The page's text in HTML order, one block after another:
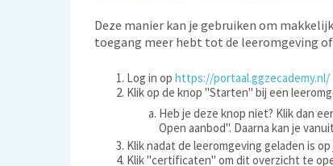
Deze manier kan je gebruiken om
toegang meer hebt tot de leeromgeving
Log in op https://portaal.ggzecademy.nl/
Klik op de knop "Starten" bij een
Heb je deze knop niet? Klik dan
Open aanbod". Daarna kan je
Klik nadat de leeromgeving geladen is
Klik "certificaten" om dit overzicht te